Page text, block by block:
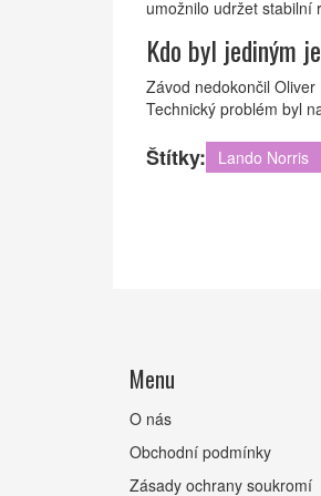
umožnilo udržet stabilní
Kdo byl jediným
Závod nedokončil
Technický problém byl
Štítky: Lando Norris
Menu
O nás
Obchodní podmínky
Zásady ochrany soukromí